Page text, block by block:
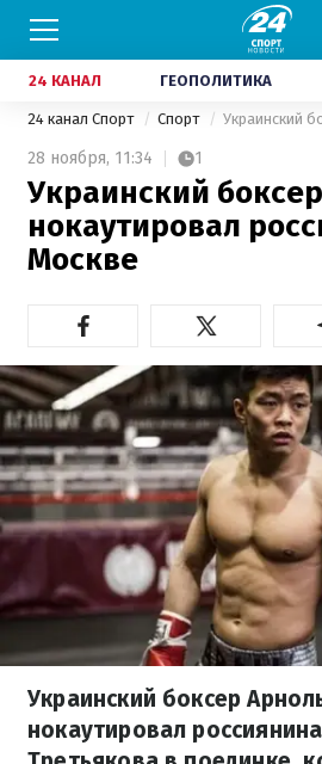
24 КАНАЛ ГЕОПОЛИТИКА
24 канал Спорт Спорт
28 ноября, 11:34 1
Украинский
нокаутировал
Москве
Украинский боксер
нокаутировал